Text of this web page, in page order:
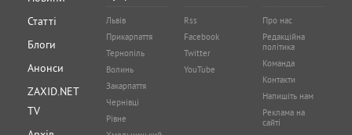
Статті
Блоги
Анонси
ZAXID.NET
TV
Львів
Прикарпаття
Тернопіль
Волинь
Закарпаття
Чернівці
Рівне
Rss
Facebook
Twitter
YouTube
Про нас
Редакційна
політика
Команда
Контакти
Напишіть нам
Реклама на
сайті